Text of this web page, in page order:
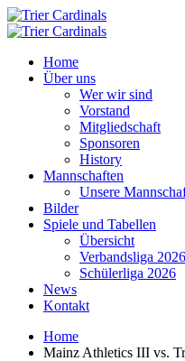
Home
Über uns
Wer wir sind
Vorstand
Mitgliedschaft
Sponsoren
History
Mannschaften
Unsere
Bilder
Spiele und Tabellen
Übersicht
Verbandsliga 2026
Schülerliga 2026
News
Kontakt
Home
Mainz Athletics III vs.